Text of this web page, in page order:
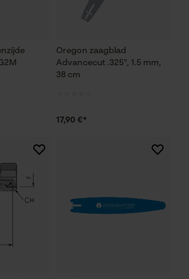
Oregon zaagblad
Advancecut .325", 1.5 mm,
38 cm
17,90 €*